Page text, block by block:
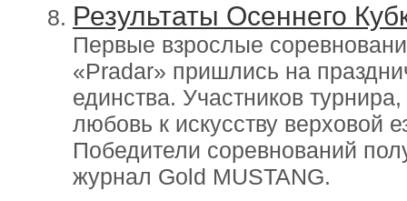
Результаты Осеннего
Первые взрослые
«Pradar» пришлись на
единства. Участников
любовь к искусству верховой
Победители соревнований
журнал Gold MUSTANG.